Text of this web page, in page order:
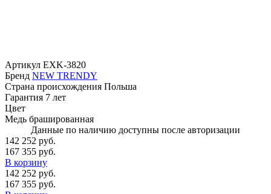
Артикул EXK-3820
Бренд NEW TRENDY
Страна происхождения Польша
Гарантия 7 лет
Цвет
Медь брашированная
Данные по наличию доступны после авторизации
142 252 руб.
167 355 руб.
В корзину
142 252 руб.
167 355 руб.